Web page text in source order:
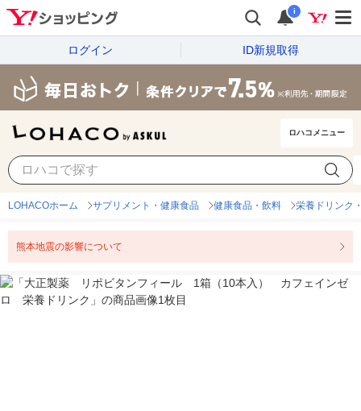
i
ログイン ID新規取得
ロハコメニュー
LOHACOホーム サプリメント・健康食品 健康食品・飲料 栄養ドリンク
熊本地震の影響について